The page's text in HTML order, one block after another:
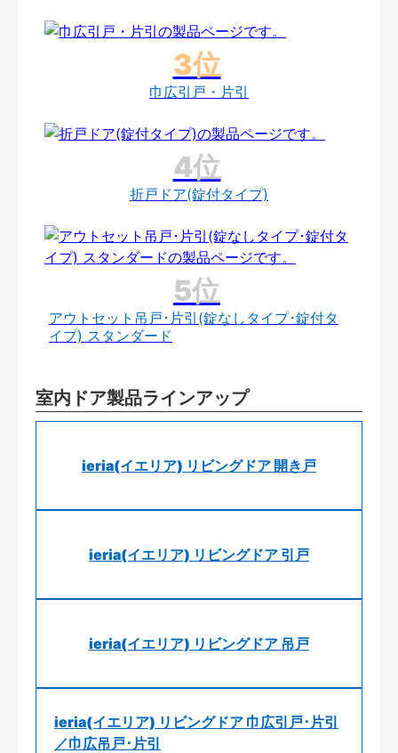
巾広引戸・片引
折戸ドア(錠付タイプ)
アウトセット吊戸･片引(錠なしタイプ･錠付タ
イプ) スタンダード
室内ドア製品ラインアップ
ieria(イエリア) リビングドア 開き戸
ieria(イエリア) リビングドア 引戸
ieria(イエリア) リビングドア 吊戸
ieria(イエリア) リビングドア 巾広引戸･片引
／巾広吊戸･片引